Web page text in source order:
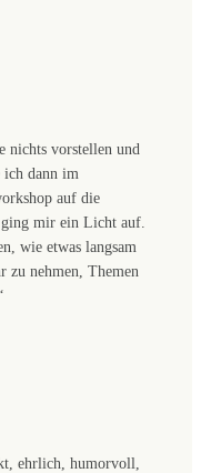
nichts vorstellen und
ich dann im
auf die
ging mir ein Licht auf.
wie etwas langsam
zu nehmen, Themen
ehrlich, humorvoll,